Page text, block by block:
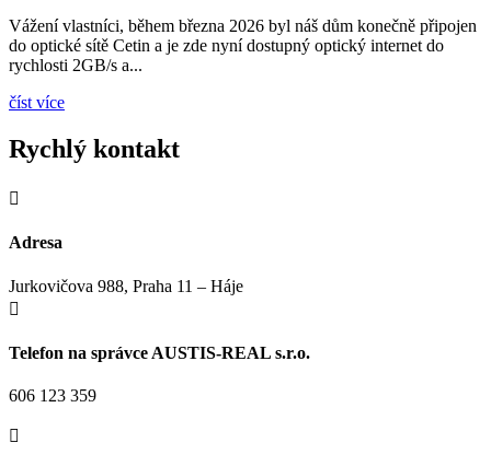
Vážení vlastníci, během března 2026 byl náš dům konečně připojen
do optické sítě Cetin a je zde nyní dostupný optický internet do
rychlosti 2GB/s a...
číst více
Rychlý kontakt

Adresa
Jurkovičova 988, Praha 11 – Háje

Telefon na správce AUSTIS-REAL s.r.o.
606 123 359
